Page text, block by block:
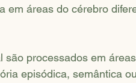
em áreas do cérebro
são processados em
episódica, semântica ou